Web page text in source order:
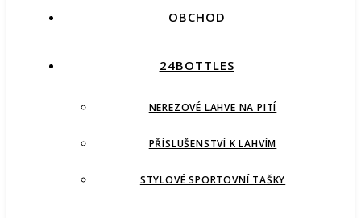
OBCHOD
24BOTTLES
NEREZOVÉ LAHVE NA PITÍ
PŘÍSLUŠENSTVÍ K LAHVÍM
STYLOVÉ SPORTOVNÍ TAŠKY